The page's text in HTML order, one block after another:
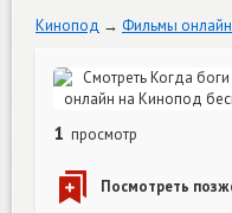
Кинопод Фильмы онлайн
1 просмотр